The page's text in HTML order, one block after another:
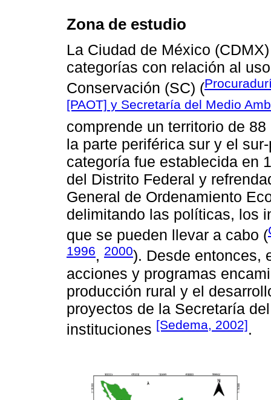
Zona de estudio
La Ciudad de México
categorías con relación al
Conservación (SC) (
[PAOT] y Secretaría del Medio
comprende un territorio de
la parte periférica sur y el
categoría fue establecida en
del Distrito Federal y
General de Ordenamiento
delimitando las políticas, los
que se pueden llevar a cabo (
1996, 2000). Desde entonces,
acciones y programas
producción rural y el
proyectos de la Secretaría
instituciones [Sedema, 2002].